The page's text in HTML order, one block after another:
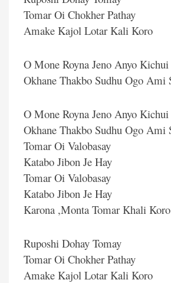
Tomar Oi Chokher Pathay
Amake Kajol Lotar Kali Koro
O Mone Royna Jeno Anyo Kichui
Okhane Thakbo Sudhu Ogo Ami
O Mone Royna Jeno Anyo Kichui
Okhane Thakbo Sudhu Ogo Ami
Tomar Oi Valobasay
Katabo Jibon Je Hay
Tomar Oi Valobasay
Katabo Jibon Je Hay
Karona ,Monta Tomar Khali Koro
Ruposhi Dohay Tomay
Tomar Oi Chokher Pathay
Amake Kajol Lotar Kali Koro